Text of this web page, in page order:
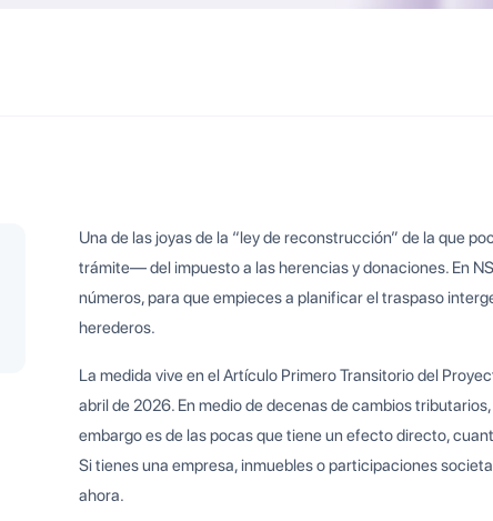
Una de las joyas de la “ley de reconstrucción” de la que
trámite— del impuesto a las herencias y donaciones. En
números, para que empieces a planificar el traspaso
herederos.
La medida vive en el Artículo Primero Transitorio del
abril de 2026. En medio de decenas de cambios
embargo es de las pocas que tiene un efecto directo,
Si tienes una empresa, inmuebles o participaciones
ahora.